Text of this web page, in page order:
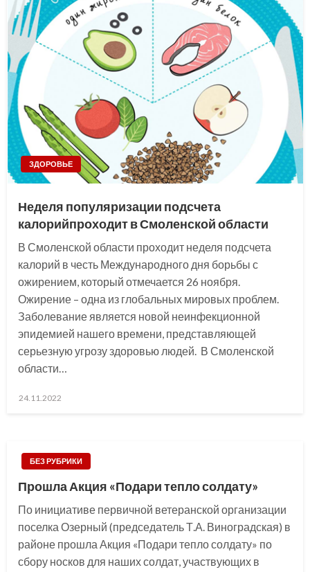
ЗДОРОВЬЕ
Неделя популяризации подсчета
калорийпроходит в Смоленской области
В Смоленской области проходит неделя подсчета
калорий в честь Международного дня борьбы с
ожирением, который отмечается 26 ноября.
Ожирение – одна из глобальных мировых проблем.
Заболевание является новой неинфекционной
эпидемией нашего времени, представляющей
серьезную угрозу здоровью людей. В Смоленской
области…
Posted
24.11.2022
БЕЗ РУБРИКИ
Прошла Акция «Подари тепло солдату»
По инициативе первичной ветеранской организации
поселка Озерный (председатель Т.А. Виноградская) в
районе прошла Акция «Подари тепло солдату» по
сбору носков для наших солдат, участвующих в